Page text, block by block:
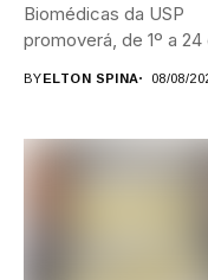
Biomédicas da USP
promoverá, de 1º a 24
BYELTON SPINA 08/08/